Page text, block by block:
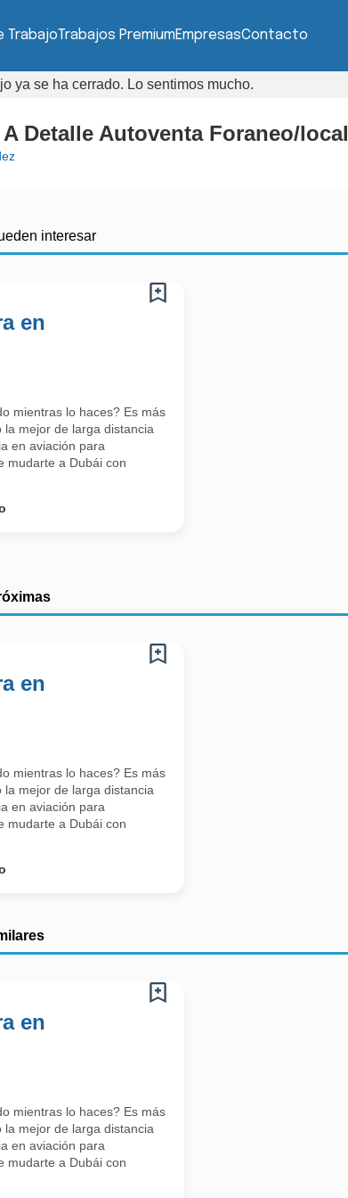
TrabajoTrabajos PremiumEmpresasContacto
ya se ha cerrado. Lo sentimos mucho.
Detalle Autoventa Foraneo/local
interesar
en
mientras lo haces? Es más
mejor de larga distancia
en aviación para
mudarte a Dubái con
en
mientras lo haces? Es más
mejor de larga distancia
en aviación para
mudarte a Dubái con
en
mientras lo haces? Es más
mejor de larga distancia
en aviación para
mudarte a Dubái con